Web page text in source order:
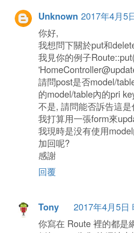
Unknown 2017年4月5
你好,
我想問下關於put和
我見你的例子
請問post是否model/
的model/table內的pri
不是, 請問能否訴告這
我打算用一張form來
我現時是没有使用
加回呢?
感謝
回覆
Tony
2017年4月5日
你寫在 Route 裡的都是